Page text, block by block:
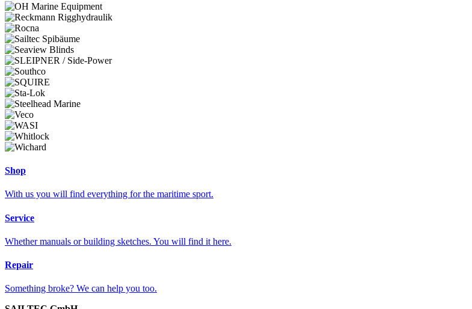
Shop
With us you will find everything for the maritime sport.
Service
Whether manuals or building sketches. You will find it here.
Repair
Something broke? We can help you too.